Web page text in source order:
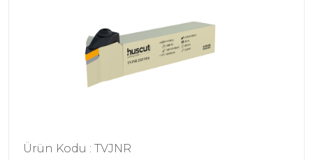
Ürün Kodu : TVJNR